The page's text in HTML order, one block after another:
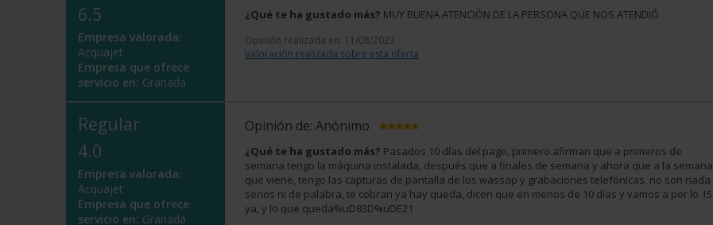
6.5
Empresa valorada:
Acquajet
Empresa que ofrece
servicio en: Granada
¿Qué te ha gustado más? MUY BUENA ATENCIÓN DE LA PERSONA QUE NOS ATENDIÓ
Opinión realizada en: 11/08/2023
Valoración realizada sobre esta oferta
Regular
4.0
Empresa valorada:
Acquajet
Empresa que ofrece
servicio en: Granada
Opinión de: Anónimo
¿Qué te ha gustado más? Pasados 10 días del pago, primero afirman que a primeros de
semana tengo la máquina instalada, después que a finales de semana y ahora que a la semana
que viene, tengo las capturas de pantalla de los wassap y grabaciones telefónicas, no son nada
serios ni de palabra, te cobran ya hay queda, dicen que en menos de 10 días y vamos a por lo 15
ya, y lo que queda%uD83D%uDE21